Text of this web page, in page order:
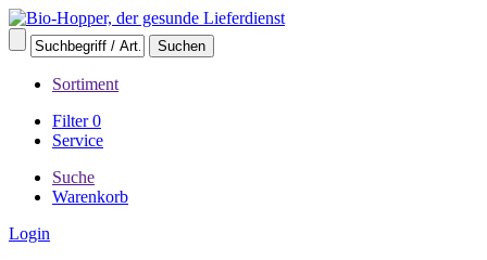
Sortiment
Filter0
Service
Suche
Warenkorb
Login